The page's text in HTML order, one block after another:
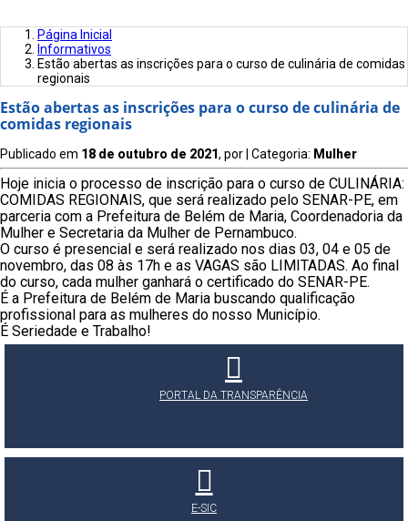
Página Inicial
Informativos
Estão abertas as inscrições para o curso de culinária de comidas
regionais
Estão abertas as inscrições para o curso de culinária de
comidas regionais
Publicado em 18 de outubro de 2021, por | Categoria: Mulher
Hoje inicia o processo de inscrição para o curso de CULINÁRIA:
COMIDAS REGIONAIS, que será realizado pelo SENAR-PE, em
parceria com a Prefeitura de Belém de Maria, Coordenadoria da
Mulher e Secretaria da Mulher de Pernambuco.
O curso é presencial e será realizado nos dias 03, 04 e 05 de
novembro, das 08 às 17h e as VAGAS são LIMITADAS. Ao final
do curso, cada mulher ganhará o certificado do SENAR-PE.
É a Prefeitura de Belém de Maria buscando qualificação
profissional para as mulheres do nosso Município.
É Seriedade e Trabalho!
PORTAL DA TRANSPARÊNCIA
E-SIC